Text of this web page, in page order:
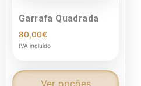
Garrafa Quadrada
80,00€
IVA incluído
Ver opções